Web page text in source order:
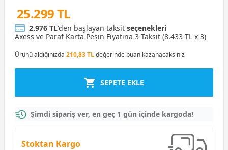
25.299 TL
2.976 TL'den başlayan taksit seçenekleri
Axess ve Paraf Karta Peşin Fiyatına 3 Taksit (8.433 TL x 3)
Ürünü aldığınızda 210,83 TLdeğerinde puan kazanacaksınız
SEPETE EKLE
Şimdi sipariş ver, en geç 1 gün içinde kargoda!
Stoktan Kargo